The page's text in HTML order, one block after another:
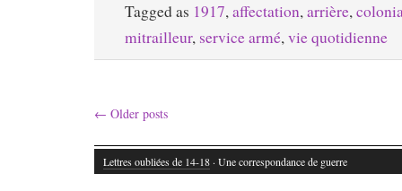
Tagged as 1917,affectation,arrière,
mitrailleur, service armé,vie quotidienne
← Older posts
Lettres oubliées de 14-18 · Une correspondance de guerre